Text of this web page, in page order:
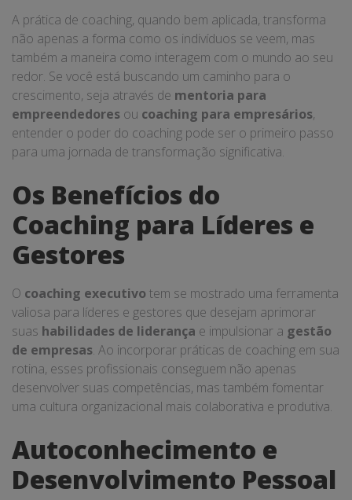
A prática de coaching, quando bem aplicada, transforma
não apenas a forma como os indivíduos se veem, mas
também a maneira como interagem com o mundo ao seu
redor. Se você está buscando um caminho para o
crescimento, seja através de mentoria para
empreendedores ou coaching para empresários,
entender o poder do coaching pode ser o primeiro passo
para uma jornada de transformação significativa.
Os Benefícios do
Coaching para Líderes e
Gestores
O coaching executivo tem se mostrado uma ferramenta
valiosa para líderes e gestores que desejam aprimorar
suas habilidades de liderança e impulsionar a gestão
de empresas. Ao incorporar práticas de coaching em sua
rotina, esses profissionais conseguem não apenas
desenvolver suas competências, mas também fomentar
uma cultura organizacional mais colaborativa e produtiva.
Autoconhecimento e
Desenvolvimento Pessoal